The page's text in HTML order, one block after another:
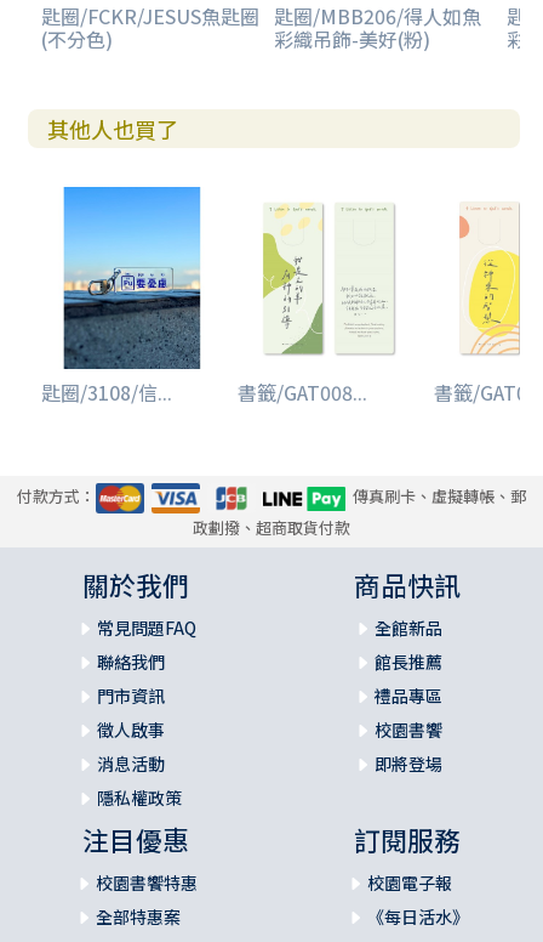
匙圈/FCKR/JESUS魚匙圈
(不分色)
匙圈/MBB206/得人如魚
彩織吊飾-美好(粉)
匙
彩
其他人也買了
匙圈/3108/信... 書籤/GAT008... 書籤/
付款方式：
傳真刷卡、虛擬轉帳、郵
政劃撥、超商取貨付款
關於我們
常見問題FAQ
聯絡我們
門市資訊
徵人啟事
消息活動
隱私權政策
商品快訊
全館新品
館長推薦
禮品專區
校園書饗
即將登場
注目優惠
校園書饗特惠
全部特惠案
訂閱服務
校園電子報
《每日活水》